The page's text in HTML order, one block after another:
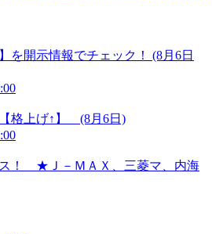
を開示情報でチェック！ (8月6日
格上げ↑】 (8月6日)
！ ★Ｊ－ＭＡＸ、三菱マ、内海